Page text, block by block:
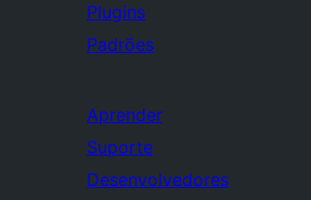
Plugins
Padrões
Aprender
Suporte
Desenvolvedores